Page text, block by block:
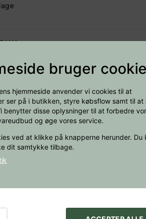
bruger
hjemmeside anvender vi cookies til at
ser på i butikken, styre købsflow samt til at
benytter disse oplysninger til at forbedre
og øge vores service.
ved at klikke på knapperne herunder. Du
dit samtykke tilbage.
+ Læg i kurv
explain how to create value
creating compelling